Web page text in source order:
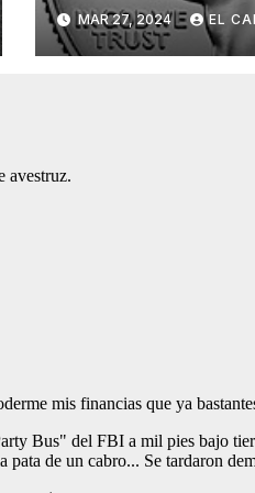
Pregunta:
Tendrán Una
MAR 27, 2024 EL